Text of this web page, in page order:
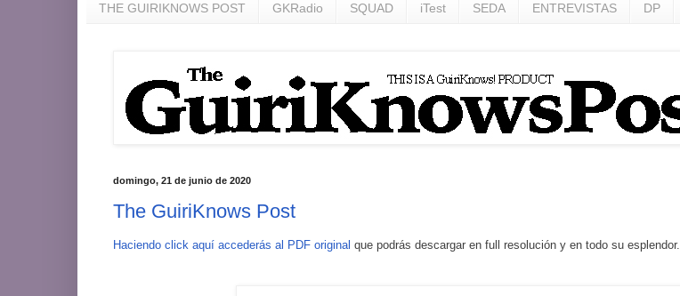
THE GUIRIKNOWS POST GKRadio SQUAD iTest SEDA ENTREVISTAS DP
domingo, 21 de junio de 2020
The GuiriKnows Post
Haciendo click aquí accederás al PDF original que podrás descargar en full resolución y en todo su esplendor.